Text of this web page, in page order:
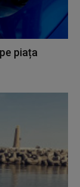
piața